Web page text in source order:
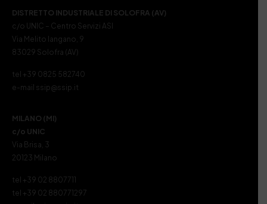
DISTRETTO INDUSTRIALE DI SOLOFRA (AV)
c/o UNIC – Centro Servizi ASI
Via Melito Iangano, 9
83029 Solofra (AV)
tel +39 0825 582740
e-mail ssip@ssip.it
MILANO (MI)
c/o UNIC
Via Brisa, 3
20123 Milano
tel +39 02 8807711
tel +39 02 880771297